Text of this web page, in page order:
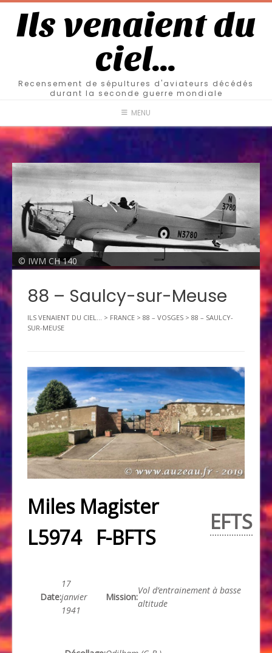
Ils venaient du
ciel…
Recensement de sépultures d'aviateurs décédés
durant la seconde guerre mondiale
MENU
© IWM CH 140
88 – Saulcy-sur-Meuse
ILS VENAIENT DU CIEL... > FRANCE > 88 – VOSGES > 88 – SAULCY-
SUR-MEUSE
Miles Magister
L5974 F-BFTS
EFTS
Date:
17
janvier
1941
Mission:
Vol d’entrainement à basse
altitude